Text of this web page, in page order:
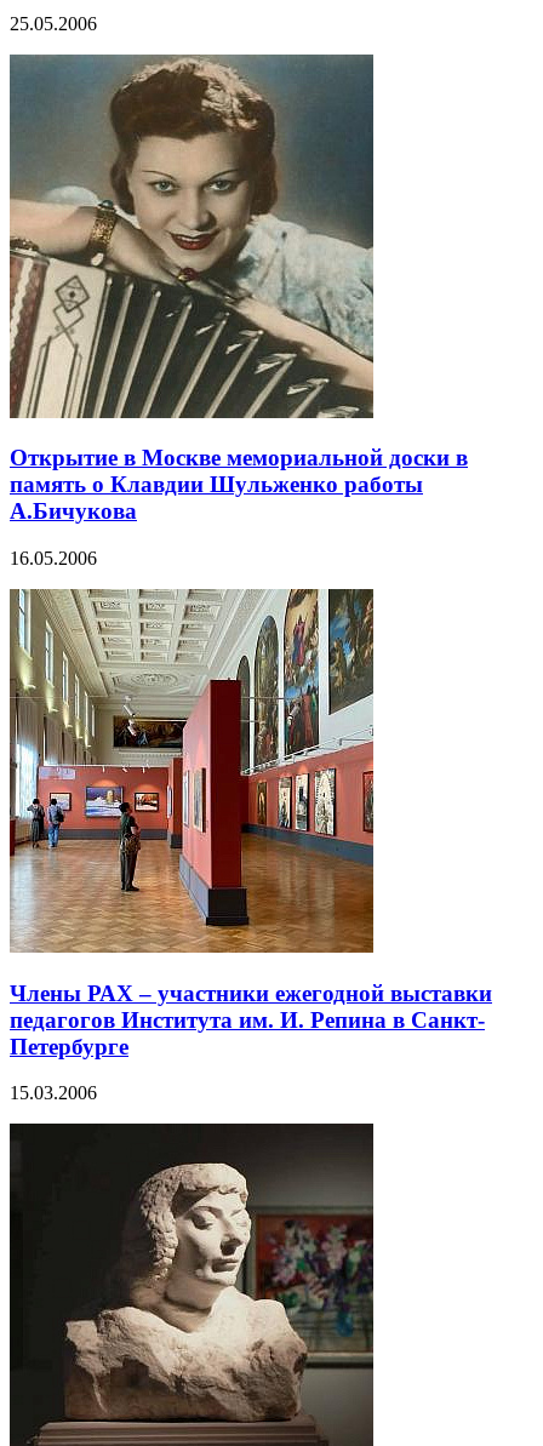
25.05.2006
Открытие в Москве мемориальной доски в
память о Клавдии Шульженко работы
А.Бичукова
16.05.2006
Члены РАХ – участники ежегодной выставки
педагогов Института им. И. Репина в Санкт-
Петербурге
15.03.2006